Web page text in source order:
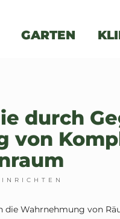
GARTEN
durch
von
die Wahrnehmung von